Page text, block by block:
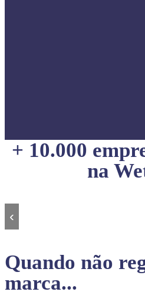
+ 10.000
na
‹
Quando não
marca...